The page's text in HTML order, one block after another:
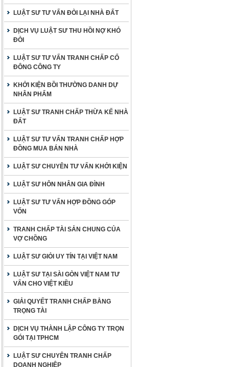
LUẬT SƯ TƯ VẤN ĐÒI LẠI NHÀ ĐẤT
DỊCH VỤ LUẬT SƯ THU HỒI NỢ KHÓ
ĐÒI
LUẬT SƯ TƯ VẤN TRANH CHẤP CỔ
ĐÔNG CÔNG TY
KHỞI KIỆN BỒI THƯỜNG DANH DỰ
NHÂN PHẨM
LUẬT SƯ TRANH CHẤP THỪA KẾ NHÀ
ĐẤT
LUẬT SƯ TƯ VẤN TRANH CHẤP HỢP
ĐỒNG MUA BÁN NHÀ
LUẬT SƯ CHUYÊN TƯ VẤN KHỞI KIỆN
LUẬT SƯ HÔN NHÂN GIA ĐÌNH
LUẬT SƯ TƯ VẤN HỢP ĐỒNG GÓP
VỐN
TRANH CHẤP TÀI SẢN CHUNG CỦA
VỢ CHỒNG
LUẬT SƯ GIỎI UY TÍN TẠI VIỆT NAM
LUẬT SƯ TẠI SÀI GÒN VIỆT NAM TƯ
VẤN CHO VIỆT KIỀU
GIẢI QUYẾT TRANH CHẤP BẰNG
TRỌNG TÀI
DỊCH VỤ THÀNH LẬP CÔNG TY TRỌN
GÓI TẠI TPHCM
LUẬT SƯ CHUYÊN TRANH CHẤP
DOANH NGHIỆP